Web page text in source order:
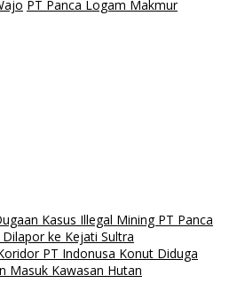
PT Panca Logam Makmur
Kasus Illegal Mining PT Panca
ke Kejati Sultra
PT Indonusa Konut Diduga
Masuk Kawasan Hutan